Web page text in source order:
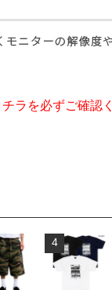
ラを必ずご確認く
4